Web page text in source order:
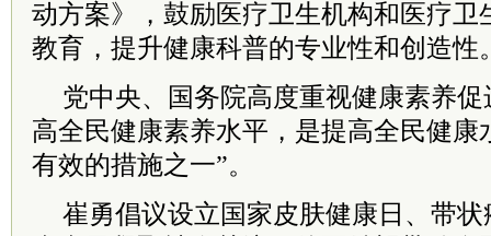
动方案》，鼓励医疗卫生机构和医疗卫
教育，提升健康科普的专业性和创造性
党中央、国务院高度重视健康素养
高全民健康素养水平，是提高全民健康
有效的措施之一”。
崔勇倡议设立国家皮肤健康日、带